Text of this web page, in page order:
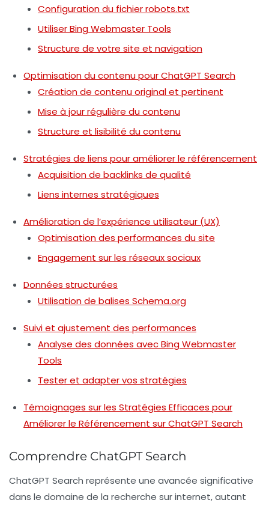
Configuration du fichier robots.txt
Utiliser Bing Webmaster Tools
Structure de votre site et navigation
Optimisation du contenu pour ChatGPT Search
Création de contenu original et pertinent
Mise à jour régulière du contenu
Structure et lisibilité du contenu
Stratégies de liens pour améliorer le référencement
Acquisition de backlinks de qualité
Liens internes stratégiques
Amélioration de l’expérience utilisateur (UX)
Optimisation des performances du site
Engagement sur les réseaux sociaux
Données structurées
Utilisation de balises Schema.org
Suivi et ajustement des performances
Analyse des données avec Bing Webmaster
Tools
Tester et adapter vos stratégies
Témoignages sur les Stratégies Efficaces pour
Améliorer le Référencement sur ChatGPT Search
Comprendre ChatGPT Search
ChatGPT Search représente une avancée significative
dans le domaine de la recherche sur internet, autant